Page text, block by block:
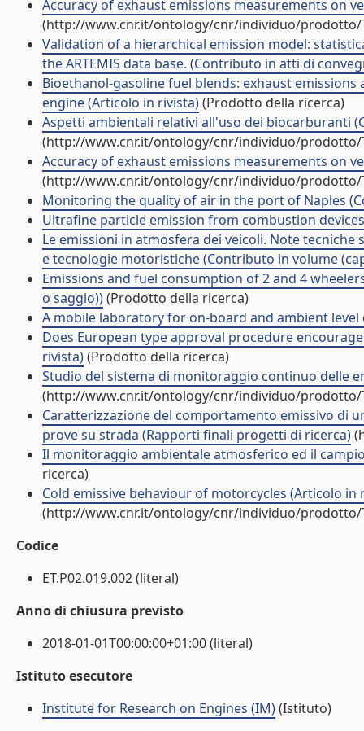
Accuracy of exhaust emissions measurements on
(http://www.cnr.it/ontology/cnr/individuo/prodotto/
Validation of a hierarchical emission model:
the ARTEMIS data base. (Contributo in atti di
Bioethanol-gasoline fuel blends: exhaust
engine (Articolo in rivista)(Prodotto della ricerca)
Aspetti ambientali relativi all'uso dei biocarburanti
(http://www.cnr.it/ontology/cnr/individuo/prodotto/
Accuracy of exhaust emissions measurements on
(http://www.cnr.it/ontology/cnr/individuo/prodotto/
Monitoring the quality of air in the port of Naples
Ultrafine particle emission from combustion
Le emissioni in atmosfera dei veicoli. Note
e tecnologie motoristiche (Contributo in volume
Emissions and fuel consumption of 2 and 4
o saggio))(Prodotto della ricerca)
A mobile laboratory for on-board and ambient
Does European type approval procedure
rivista)(Prodotto della ricerca)
Studio del sistema di monitoraggio continuo delle
(http://www.cnr.it/ontology/cnr/individuo/prodotto/
Caratterizzazione del comportamento emissivo di
prove su strada (Rapporti finali progetti di ricerca)
Il monitoraggio ambientale atmosferico ed il
ricerca)
Cold emissive behaviour of motorcycles (Articolo in
(http://www.cnr.it/ontology/cnr/individuo/prodotto/
Codice
ET.P02.019.002 (literal)
Anno di chiusura previsto
2018-01-01T00:00:00+01:00 (literal)
Istituto esecutore
Institute for Research on Engines (IM)(Istituto)